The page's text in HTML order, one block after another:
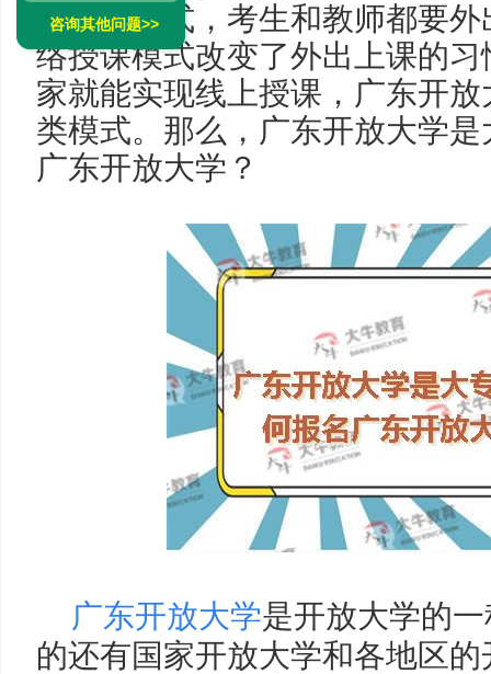
面授课模式，考生和教师都要
络授课模式改变了外出上课的
家就能实现线上授课，广东开
类模式。那么，广东开放大学
广东开放大学？
广东开放大学是开放大学的
的还有国家开放大学和各地区
咨询其他问题>>